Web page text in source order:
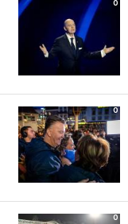
0
0
0